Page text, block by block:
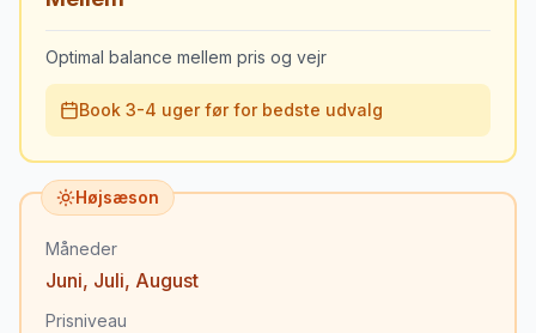
Optimal balance mellem pris og vejr
Book 3-4 uger før for bedste udvalg
Højsæson
Måneder
Juni, Juli, August
Prisniveau